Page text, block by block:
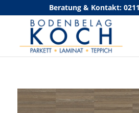
Beratung & Kontakt: